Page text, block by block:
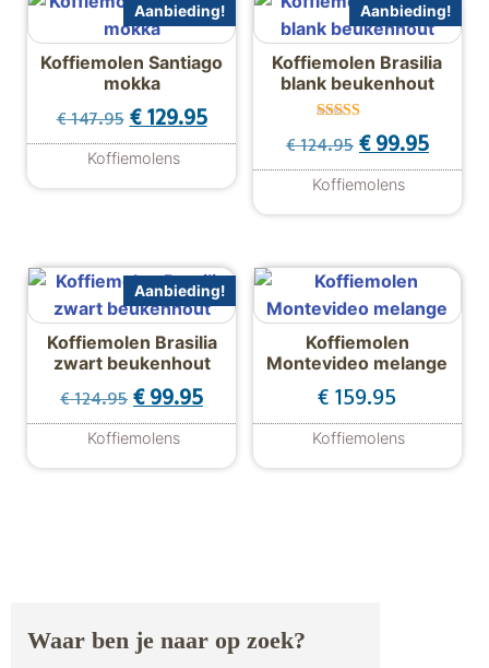
Aanbieding!
Koffiemolen Santiago
mokka
€147.95 Oorspronkelijke prijs was: € 147.95.
€129.95Huidige prijs is: € 129.95.
Koffiemolens
Aanbieding!
Koffiemolen Brasilia
blank beukenhout
Gewaardeer
d
uit 5
€124.95 €99.95
Koffiemolens
Aanbieding!
Koffiemolen Brasilia
zwart beukenhout
€124.95 Oorspronkelijke prijs was: € 124.95.
€99.95Huidige prijs is: € 99.95.
Koffiemolens
Koffiemolen
Montevideo melange
€ 159.95
Koffiemolens
Waar ben je naar op zoek?